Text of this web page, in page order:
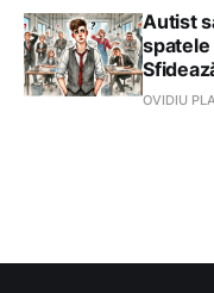
Autist
OVIDIU